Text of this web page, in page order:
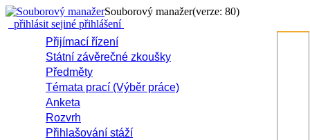
Souborový manažer(verze: 80)
přihlásit sejiné přihlášení
Přijímací řízení
Státní závěrečné zkoušky
Předměty
Témata prací (Výběr práce)
Anketa
Rozvrh
Přihlašování stáží